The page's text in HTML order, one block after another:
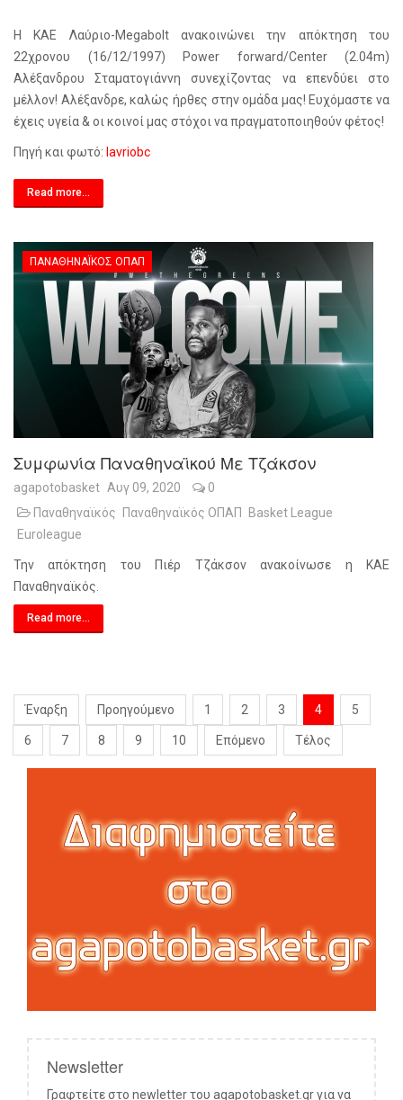
Η ΚΑΕ Λαύριο-Megabolt ανακοινώνει την απόκτηση του
22χρονου (16/12/1997) Power forward/Center (2.04m)
Αλέξανδρου Σταματογιάννη συνεχίζοντας να επενδύει στο
μέλλον! Αλέξανδρε, καλώς ήρθες στην ομάδα μας! Ευχόμαστε να
έχεις υγεία & οι κοινοί μας στόχοι να πραγματοποιηθούν φέτος!
Πηγή και φωτό: lavriobc
Read more...
ΠΑΝΑΘΗΝΑΪΚΌΣ ΟΠΑΠ
Συμφωνία Παναθηναϊκού Με Τζάκσον
agapotobasket Αυγ 09, 2020
0
Παναθηναϊκός
Παναθηναϊκός ΟΠΑΠ
Basket League
Euroleague
Την απόκτηση του Πιέρ Τζάκσον ανακοίνωσε η ΚΑΕ
Παναθηναϊκός.
Read more...
Έναρξη Προηγούμενο 1 2 3 4 5
6 7 8 9 10 Επόμενο Τέλος
Newsletter
Γραφτείτε στο newletter του agapotobasket.gr για να